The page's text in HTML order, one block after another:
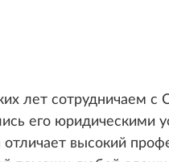
лет сотрудничаем
его юридическими
высокий